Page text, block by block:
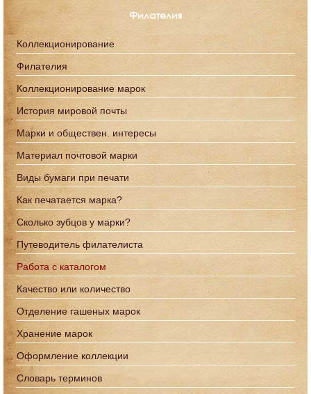
Филателия
Коллекционирование
Филателия
Коллекционирование марок
История мировой почты
Марки и обществен. интересы
Материал почтовой марки
Виды бумаги при печати
Как печатается марка?
Сколько зубцов у марки?
Путеводитель филателиста
Работа с каталогом
Качество или количество
Отделение гашеных марок
Хранение марок
Оформление коллекции
Словарь терминов